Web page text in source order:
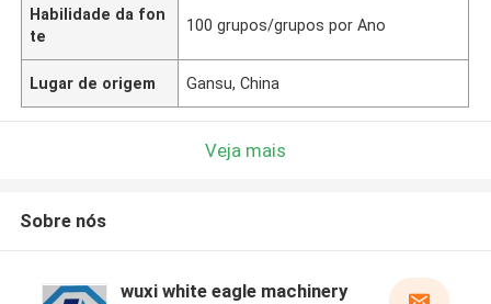
Habilidade da fon
te
100 grupos/grupos por Ano
Lugar de origem Gansu, China
Veja mais
Sobre nós
wuxi white eagle machinery